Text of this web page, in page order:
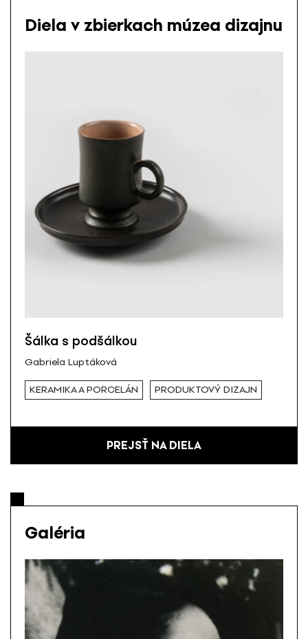
Diela v zbierkach múzea dizajnu
Šálka s podšálkou
Gabriela Luptáková
KERAMIKA A PORCELÁN PRODUKTOVÝ DIZAJN
PREJSŤ NA DIELA
Galéria